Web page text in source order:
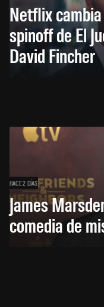
Netflix
spinoff de El
David Fincher
HACE 2 DÍAS
James
comedia de